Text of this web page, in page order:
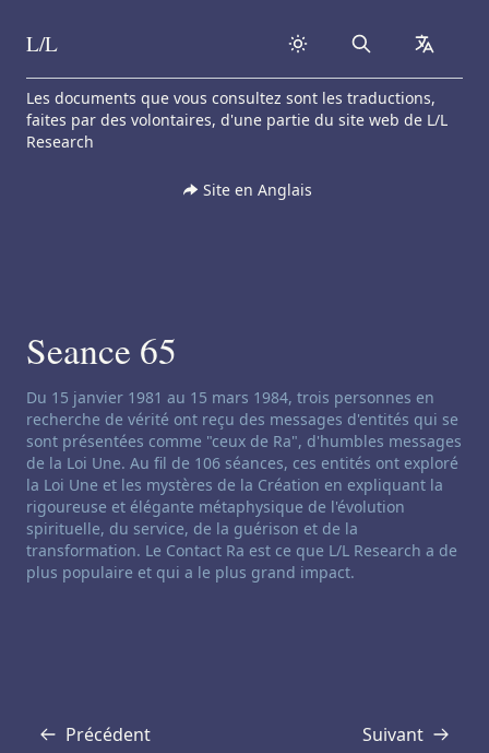
Skip to content
L/L Search
Les documents que vous consultez sont les traductions,
faites par des volontaires, d'une partie du site web de L/L
Research
Site en Anglais
Seance 65
Clause de non-responsabilité concernant le channeling:
Du 15 janvier 1981 au 15 mars 1984, trois personnes en
recherche de vérité ont reçu des messages d'entités qui se
sont présentées comme "ceux de Ra", d'humbles messages
de la Loi Une. Au fil de 106 séances, ces entités ont exploré
la Loi Une et les mystères de la Création en expliquant la
rigoureuse et élégante métaphysique de l'évolution
spirituelle, du service, de la guérison et de la
transformation. Le Contact Ra est ce que L/L Research a de
plus populaire et qui a le plus grand impact.
Précédent
Transcription Suivant
Transcription